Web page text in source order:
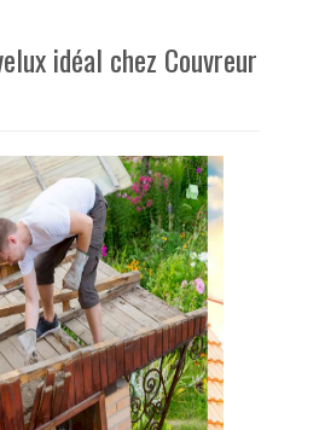
idéal chez Couvreur